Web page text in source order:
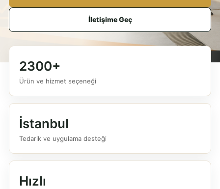
İletişime Geç
2300+
Ürün ve hizmet seçeneği
İstanbul
Tedarik ve uygulama desteği
Hızlı